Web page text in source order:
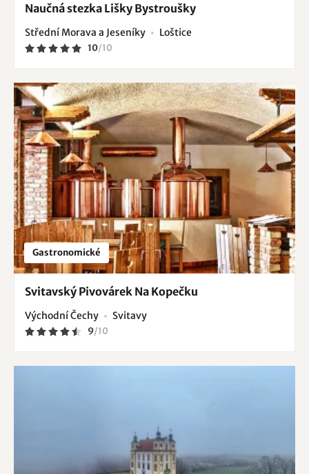
Naučná stezka Lišky Bystroušky
Střední Morava a Jeseníky Loštice
10/10
Gastronomické
Svitavský Pivovárek Na Kopečku
Východní Čechy Svitavy
9/10